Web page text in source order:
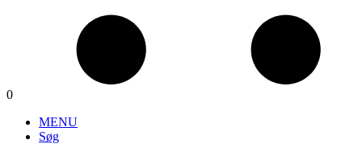
0
MENU
Søg